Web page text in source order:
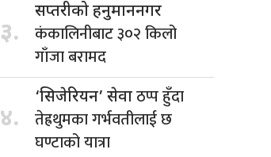
३.
सप्तरीको हनुमाननगर
कंकालिनीबाट ३०२ किलो
गाँजा बरामद
४.
‘सिजेरियन’ सेवाठप्प हुँदा
तेह्रथुमका गर्भवतीलाई छ
घण्टाको यात्रा